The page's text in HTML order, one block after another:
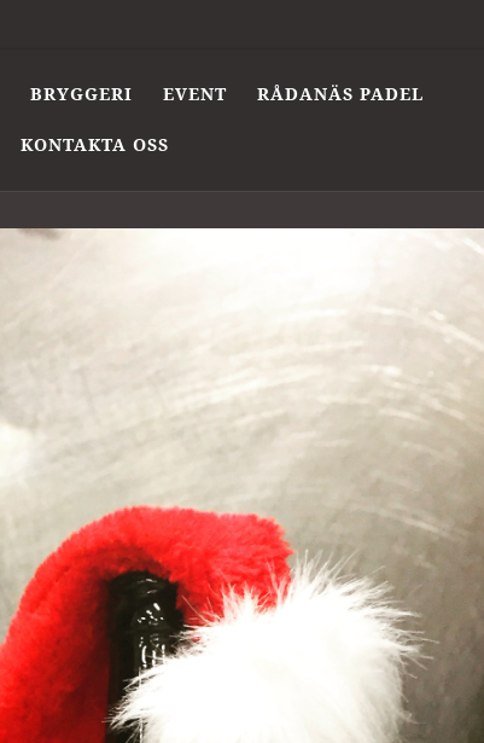
BRYGGERI EVENT RÅDANÄS PADEL
KONTAKTA OSS